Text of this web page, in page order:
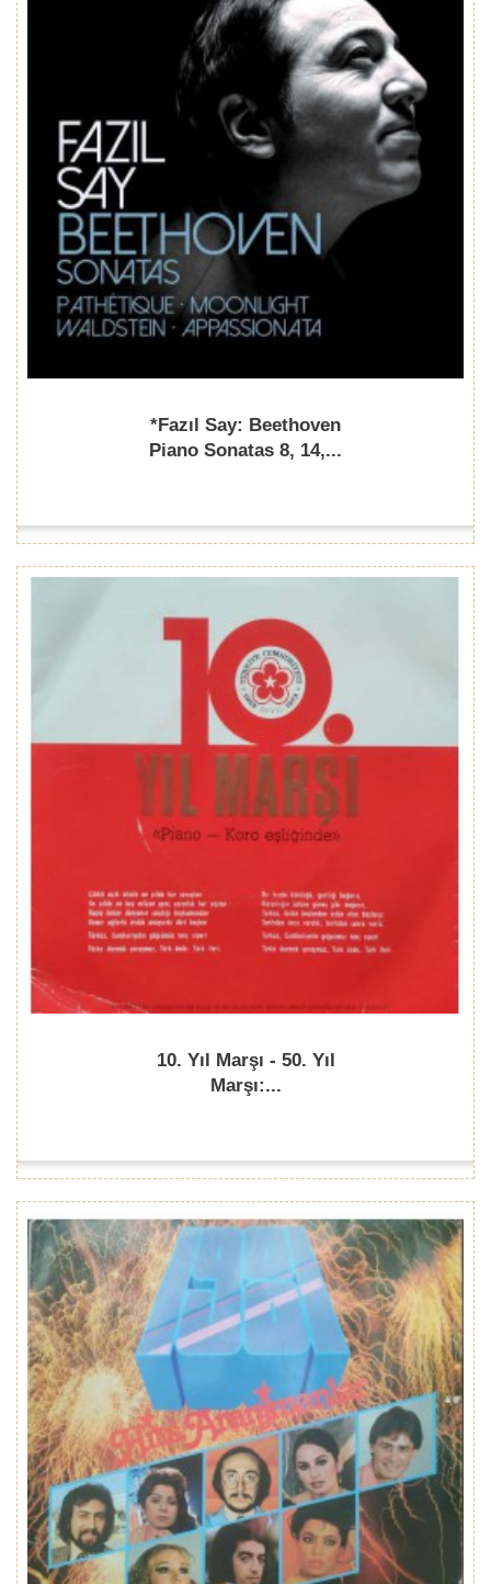
*Fazıl Say: Beethoven
Piano Sonatas 8, 14,...
10. Yıl Marşı - 50. Yıl
Marşı:...